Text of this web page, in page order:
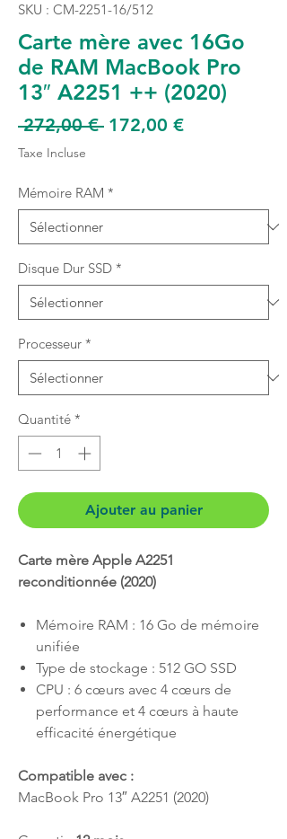
SKU : CM-2251-16/512
Carte mère avec 16Go
de RAM MacBook Pro
13″ A2251 ++ (2020)
272,00 € Prix
172,00 €Prix
Taxe Incluse
Mémoire RAM *
Disque Dur SSD *
Processeur *
Quantité *
Ajouter au panier
Carte mère Apple A2251
reconditionnée (2020)
Mémoire RAM : 16 Go de mémoire
unifiée
Type de stockage : 512 GO SSD
CPU : 6 cœurs avec 4 cœurs de
performance et 4 cœurs à haute
efficacité énergétique
Compatible avec :
MacBook Pro 13″ A2251 (2020)